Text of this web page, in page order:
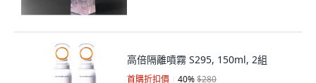
首購折扣價 40 % $280
$168